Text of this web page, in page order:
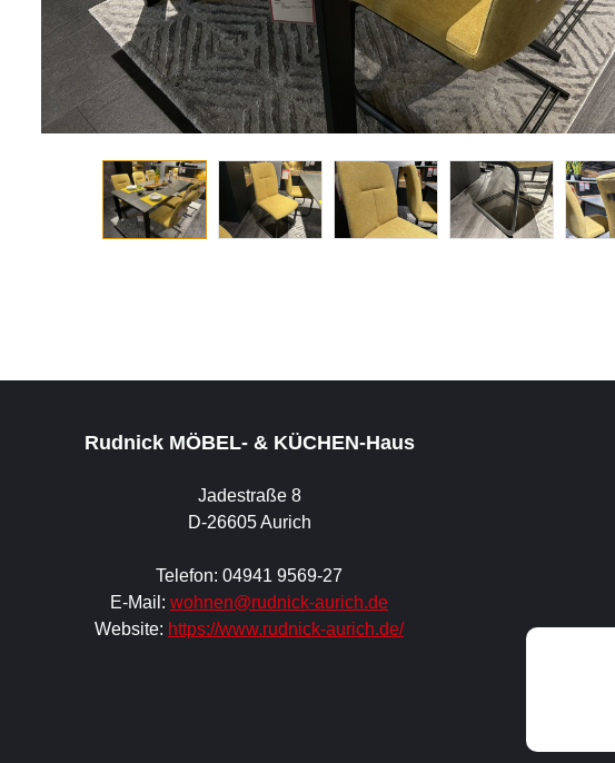
Rudnick MÖBEL- & KÜCHEN-Haus
Jadestraße 8
D-26605 Aurich
Telefon: 04941 9569-27
E-Mail: wohnen@rudnick-aurich.de
Website: https://www.rudnick-aurich.de/